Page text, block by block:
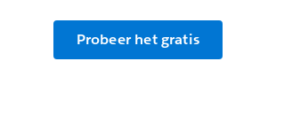
Probeer het gratis